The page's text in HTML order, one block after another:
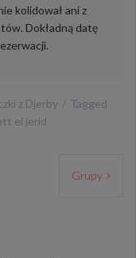
kolidował ani z
Dokładną datę
z Djerby
Tagged
el jerid
Grupy